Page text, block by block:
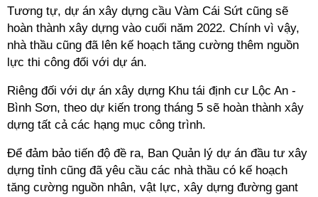
Tương tự, dự án xây dựng cầu Vàm Cái Sứt cũng sẽ
hoàn thành xây dựng vào cuối năm 2022. Chính vì vậy,
nhà thầu cũng đã lên kế hoạch tăng cường thêm nguồn
lực thi công đối với dự án.
Riêng đối với dự án xây dựng Khu tái định cư Lộc An -
Bình Sơn, theo dự kiến trong tháng 5 sẽ hoàn thành xây
dựng tất cả các hạng mục công trình.
Để đảm bảo tiến độ đề ra, Ban Quản lý dự án đầu tư xây
dựng tỉnh cũng đã yêu cầu các nhà thầu có kế hoạch
tăng cường nguồn nhân, vật lực, xây dựng đường gant